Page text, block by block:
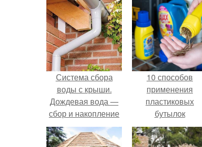
Система сбора
воды с крыши.
Дождевая вода —
сбор и накопление
10 способов
применения
пластиковых
бутылок